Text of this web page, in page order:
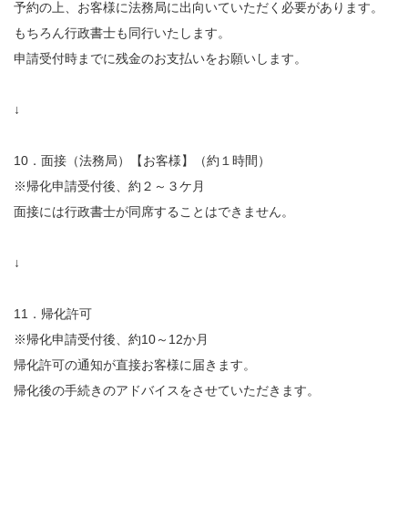
予約の上、お客様に法務局に出向いていただく必要があります。
もちろん行政書士も同行いたします。
申請受付時までに残金のお支払いをお願いします。
↓
10．面接（法務局）【お客様】（約１時間）
※帰化申請受付後、約２～３ケ月
面接には行政書士が同席することはできません。
↓
11．帰化許可
※帰化申請受付後、約10～12か月
帰化許可の通知が直接お客様に届きます。
帰化後の手続きのアドバイスをさせていただきます。